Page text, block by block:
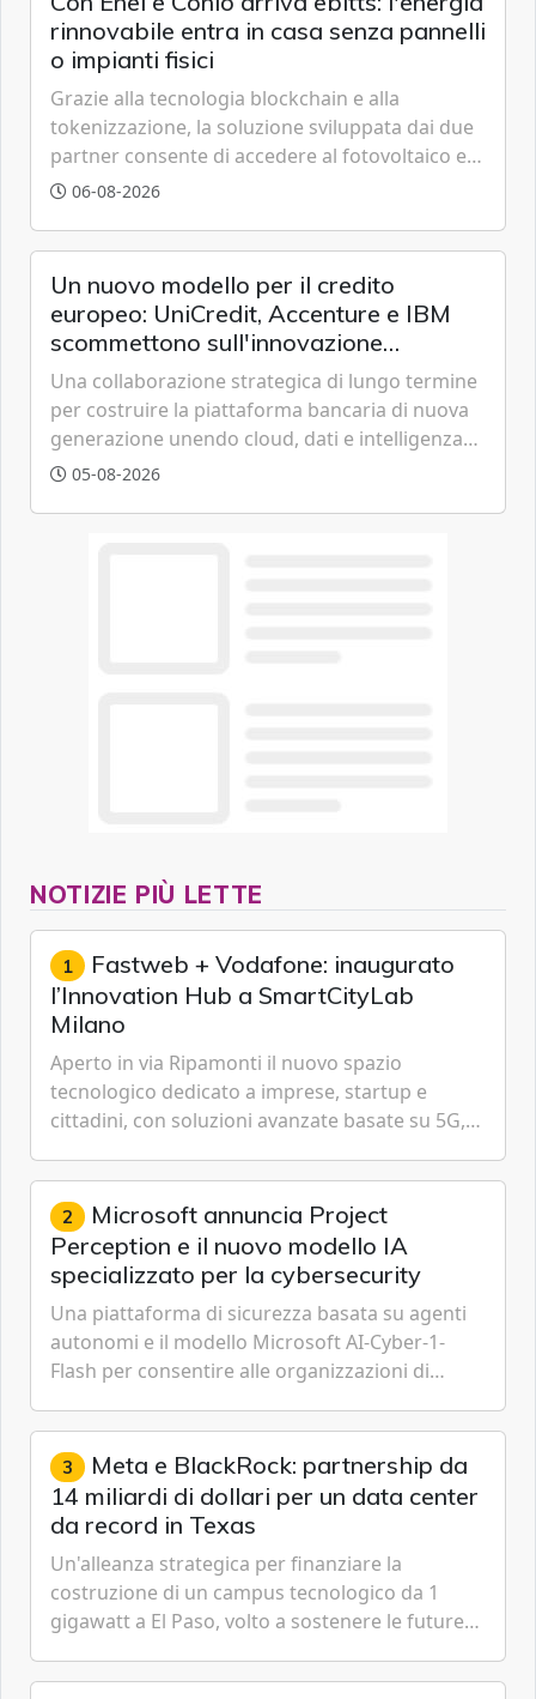
rinnovabile entra in casa senza pannelli
o impianti fisici
Grazie alla tecnologia blockchain e alla
tokenizzazione, la soluzione sviluppata dai due
partner consente di accedere al fotovoltaico e
all'eolico ottenendo risparmi diretti in bolletta,
06-08-2026
Un nuovo modello per il credito
europeo: UniCredit, Accenture e IBM
scommettono sull'innovazione
tecnologica
Una collaborazione strategica di lungo termine
per costruire la piattaforma bancaria di nuova
generazione unendo cloud, dati e intelligenza
artificiale.
05-08-2026
NOTIZIE PIÙ LETTE
1 Fastweb + Vodafone: inaugurato
l’Innovation Hub a SmartCityLab
Milano
Aperto in via Ripamonti il nuovo spazio
tecnologico dedicato a imprese, startup e
cittadini, con soluzioni avanzate basate su 5G,
Cybersecurity.
2 Microsoft annuncia Project
Perception e il nuovo modello IA
specializzato per la cybersecurity
Una piattaforma di sicurezza basata su agenti
autonomi e il modello Microsoft AI-Cyber-1-
Flash per consentire alle organizzazioni di
gestione continua del rischio.
3 Meta e BlackRock: partnership da
14 miliardi di dollari per un data center
da record in Texas
Un'alleanza strategica per finanziare la
costruzione di un campus tecnologico da 1
gigawatt a El Paso, volto a sostenere le future
artificiale dell'azienda di Mark Zuckerberg.